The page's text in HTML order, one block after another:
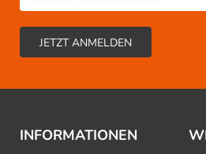
INFORMATIONEN